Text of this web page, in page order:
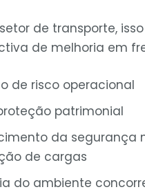
de transporte,
de melhoria em
de risco operacional
patrimonial
da segurança
de cargas
do ambiente